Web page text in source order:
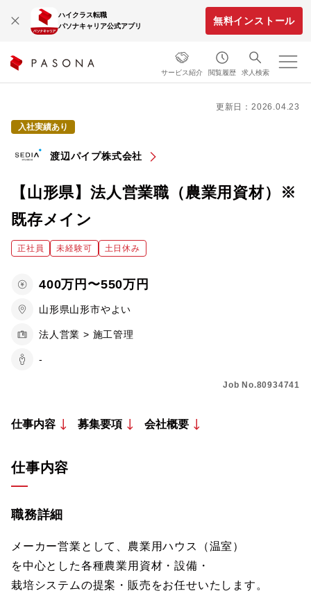
ハイクラス転職
パソナキャリア公式アプリ
無料インストール
サービス紹介 閲覧履歴 求人検索
更新日：2026.04.23
入社実績あり
渡辺パイプ株式会社
【山形県】法人営業職（農業用資材）※
既存メイン
正社員 未経験可 土日休み
400万円〜550万円
山形県山形市やよい
法人営業 > 施工管理
-
Job No.80934741
仕事内容 募集要項 会社概要
仕事内容
職務詳細
メーカー営業として、農業用ハウス（温室）
を中心とした各種農業用資材・設備・
栽培システムの提案・販売をお任せいたします。